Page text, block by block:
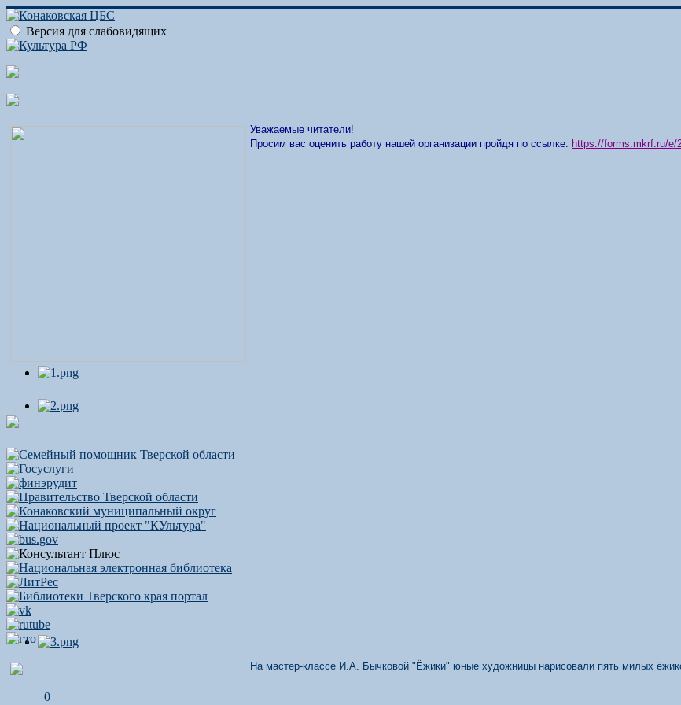
Версия для слабовидящих
Уважаемые читатели!
Просим вас оценить работу нашей организации пройдя по ссылке: https://forms.mkrf.ru/e/
На мастер-классе И.А. Бычковой "Ёжики" юные художницы нарисовали пять милых
0